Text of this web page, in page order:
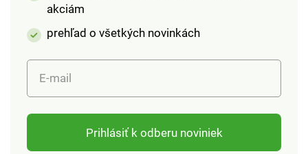
akciám
prehľad o všetkých novinkách
E-mail
Prihlásiť k odberu noviniek